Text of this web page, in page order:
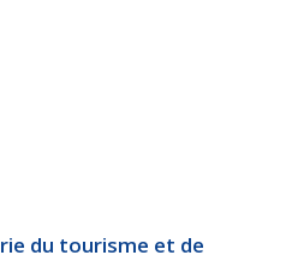
du tourisme et de